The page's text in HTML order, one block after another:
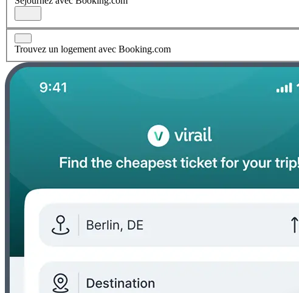
Trouvez un logement avec Booking.com